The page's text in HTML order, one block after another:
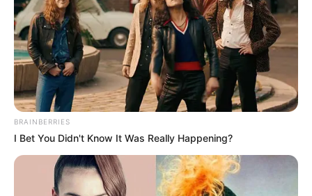
Η εκδήλωση θα πραγματοποιηθεί τη Δευτέρα
στις 11:30.
Εκφράζουμε τα ειλικρινή μας συλλυπητήρια
στην οικογένεια και τους οικείους του
εκλιπόντος.
Περισσότερα νέα από την Εύβοια
Βαρύ πένθος στην Εύβοια για αγαπημένο
BRAINBERRIES
I Bet You Didn't Know It Was Really Happening?